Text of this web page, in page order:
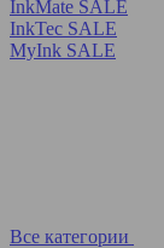
InkMate SALE
InkTec SALE
MyInk SALE
Все категории